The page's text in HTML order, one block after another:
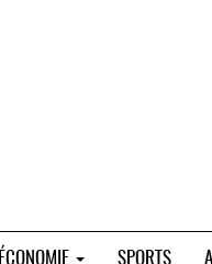
ÉCONOMIE SPORTS